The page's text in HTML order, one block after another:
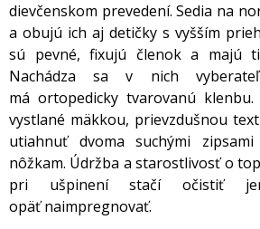
dievčenskom prevedení. Sedia na
a obujú ich aj detičky s vyšším
sú pevné, fixujú členok a majú
Nachádza sa v nich
má ortopedicky tvarovanú
vystlané mäkkou, prievzdušnou
utiahnuť dvoma suchými
nôžkam. Údržba a starostlivosť o
pri ušpinení stačí očistiť
opäť naimpregnovať.